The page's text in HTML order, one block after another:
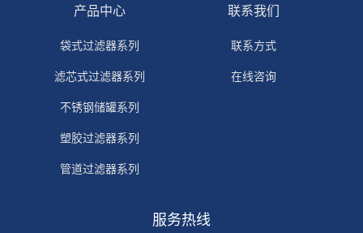
产品中心
袋式过滤器系列
滤芯式过滤器系列
不锈钢储罐系列
塑胶过滤器系列
管道过滤器系列
联系我们
联系方式
在线咨询
服务热线